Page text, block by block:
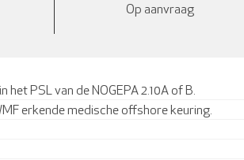
Op aanvraag
PSL van de NOGEPA 2.10A of B.
erkende medische offshore keuring.